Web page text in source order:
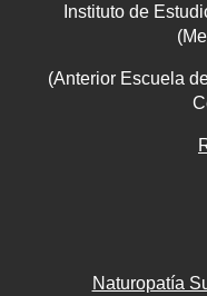
Instituto de
(Anterior Escuela
Naturopatía